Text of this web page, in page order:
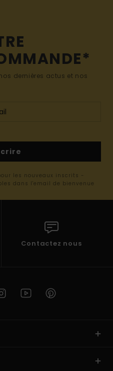
dernières actus et nos
les nouveaux inscrits -
dans l'email de bienvenue
Contactez nous